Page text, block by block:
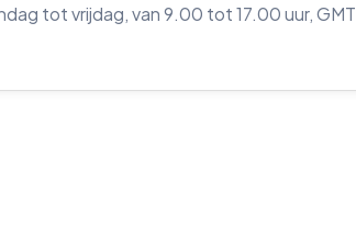
tot vrijdag, van 9.00 tot 17.00 uur, GMT